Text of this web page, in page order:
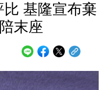
基隆宣布棄
末座